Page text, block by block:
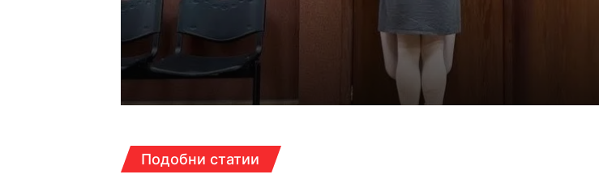
17:14ч, петък, 7 август, 2026
Кошмарът на една майка в съда
Над 5 кг наркотици иззети в Пловдивско за месец
Подобни статии